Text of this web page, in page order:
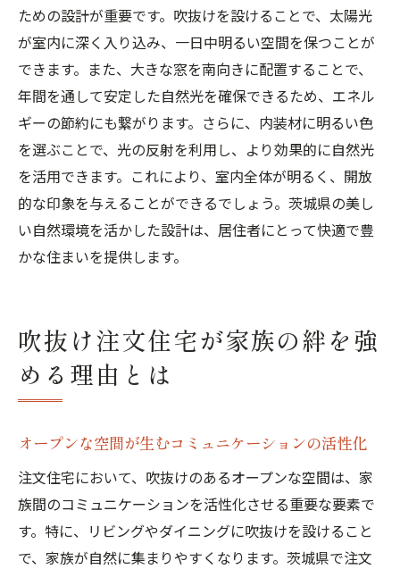
ための設計が重要です。吹抜けを設けることで、太陽光
が室内に深く入り込み、一日中明るい空間を保つことが
できます。また、大きな窓を南向きに配置することで、
年間を通して安定した自然光を確保できるため、エネル
ギーの節約にも繋がります。さらに、内装材に明るい色
を選ぶことで、光の反射を利用し、より効果的に自然光
を活用できます。これにより、室内全体が明るく、開放
的な印象を与えることができるでしょう。茨城県の美し
い自然環境を活かした設計は、居住者にとって快適で豊
かな住まいを提供します。
吹抜け注文住宅が家族の絆を強
める理由とは
オープンな空間が生むコミュニケーションの活性化
注文住宅において、吹抜けのあるオープンな空間は、家
族間のコミュニケーションを活性化させる重要な要素で
す。特に、リビングやダイニングに吹抜けを設けること
で、家族が自然に集まりやすくなります。茨城県で注文